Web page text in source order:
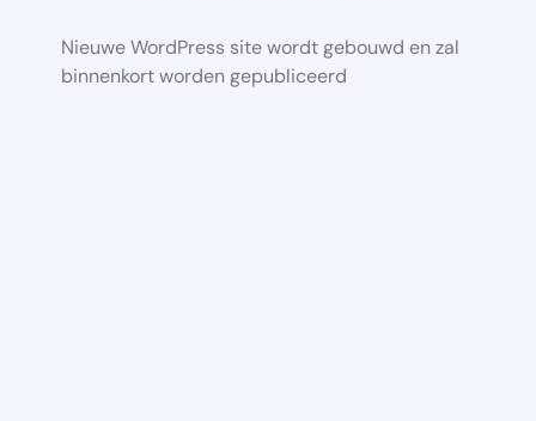
Nieuwe WordPress site wordt gebouwd en zal
binnenkort worden gepubliceerd